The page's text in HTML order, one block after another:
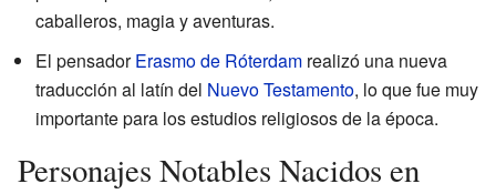
caballeros, magia y aventuras.
El pensadorErasmo de Róterdam realizó una nueva
traducción al latín del Nuevo Testamento, lo que fue muy
importante para los estudios religiosos de la época.
Personajes Notables Nacidos en